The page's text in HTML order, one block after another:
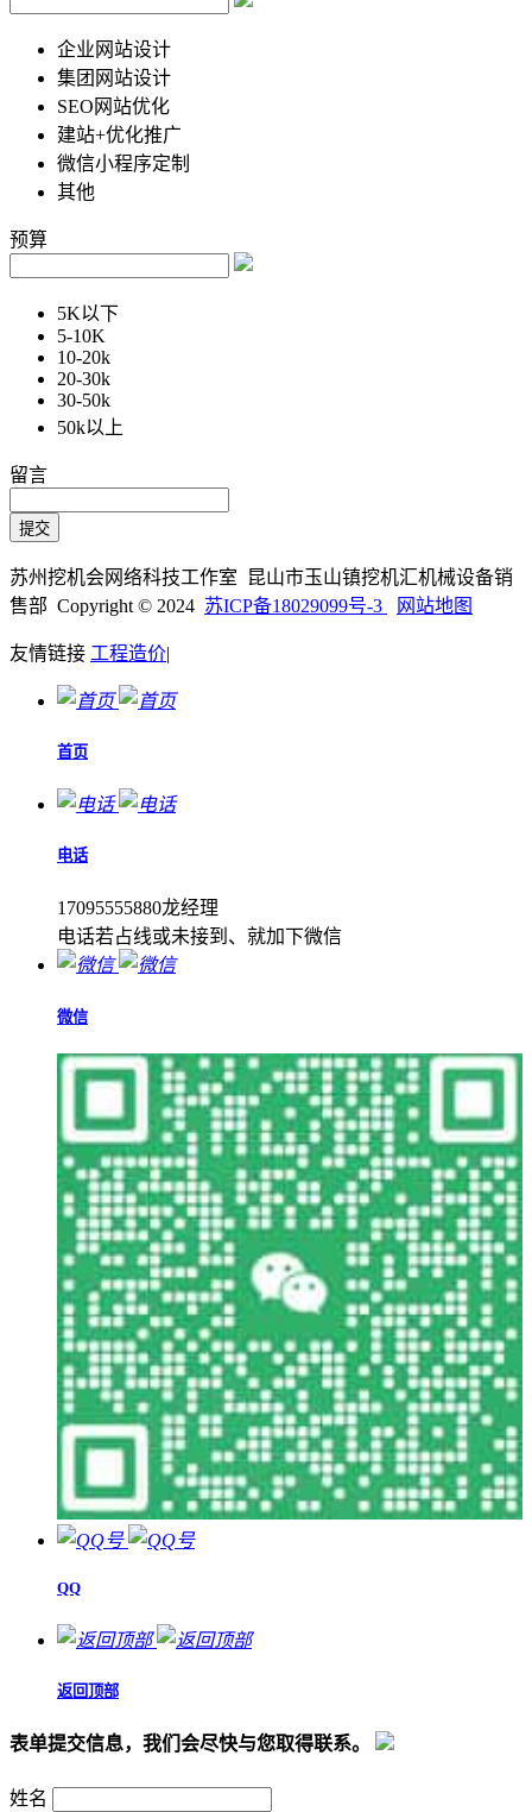
企业网站设计
集团网站设计
SEO网站优化
建站+优化推广
微信小程序定制
其他
预算
5K以下
5-10K
10-20k
20-30k
30-50k
50k以上
留言
苏州挖机会网络科技工作室 昆山市玉山镇挖机汇机械设备销
售部 Copyright © 2024 苏ICP备18029099号-3 网站地图
友情链接 工程造价|
首页
电话
17095555880龙经理
电话若占线或未接到、就加下微信
微信
QQ
返回顶部
表单提交信息，我们会尽快与您取得联系。
姓名